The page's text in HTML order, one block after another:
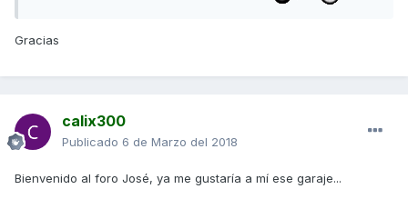
Gracias
calix300
Publicado 6 de Marzo del 2018
Bienvenido al foro José, ya me gustaría a mí ese garaje...